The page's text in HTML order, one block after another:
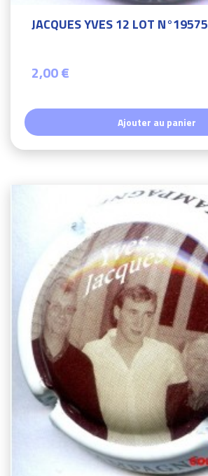
JACQUES YVES 12 LOT N°19575
2,00 €
Ajouter au panier